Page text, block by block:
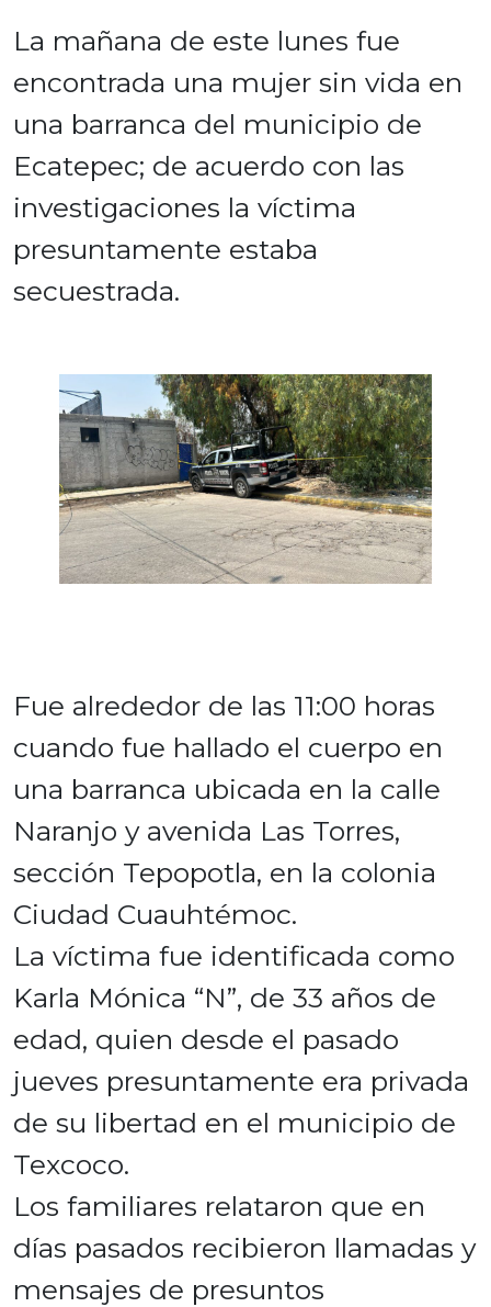
La mañana de este lunes fue
encontrada una mujer sin vida en
una barranca del municipio de
Ecatepec; de acuerdo con las
investigaciones la víctima
presuntamente estaba
secuestrada.
Fue alrededor de las 11:00 horas
cuando fue hallado el cuerpo en
una barranca ubicada en la calle
Naranjo y avenida Las Torres,
sección Tepopotla, en la colonia
Ciudad Cuauhtémoc.
La víctima fue identificada como
Karla Mónica “N”, de 33 años de
edad, quien desde el pasado
jueves presuntamente era privada
de su libertad en el municipio de
Texcoco.
Los familiares relataron que en
días pasados ​​recibieron llamadas y
mensajes de presuntos